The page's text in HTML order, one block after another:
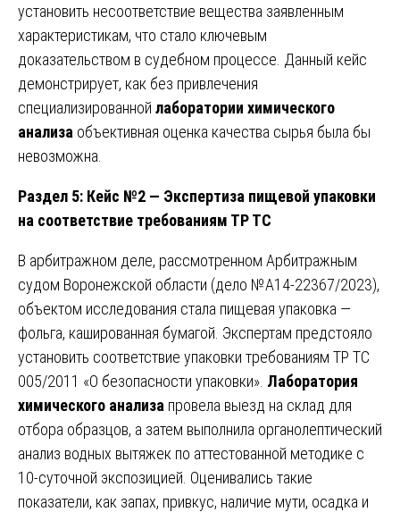
установить несоответствие вещества заявленным
характеристикам, что стало ключевым
доказательством в судебном процессе. Данный кейс
демонстрирует, как без привлечения
специализированной лаборатории химического
анализа объективная оценка качества сырья была бы
невозможна.
Раздел 5: Кейс №2 — Экспертиза пищевой упаковки
на соответствие требованиям ТР ТС
В арбитражном деле, рассмотренном Арбитражным
судом Воронежской области (дело №А14-22367/2023),
объектом исследования стала пищевая упаковка —
фольга, кашированная бумагой. Экспертам предстояло
установить соответствие упаковки требованиям ТР ТС
005/2011 «О безопасности упаковки». Лаборатория
химического анализа провела выезд на склад для
отбора образцов, а затем выполнила органолептический
анализ водных вытяжек по аттестованной методике с
10-суточной экспозицией. Оценивались такие
показатели, как запах, привкус, наличие мути, осадка и